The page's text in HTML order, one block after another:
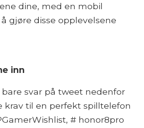
dine, med en mobil
gjøre disse opplevelsene
inn
bare svar på tweet nedenfor
krav til en perfekt spilltelefon
# honor8pro